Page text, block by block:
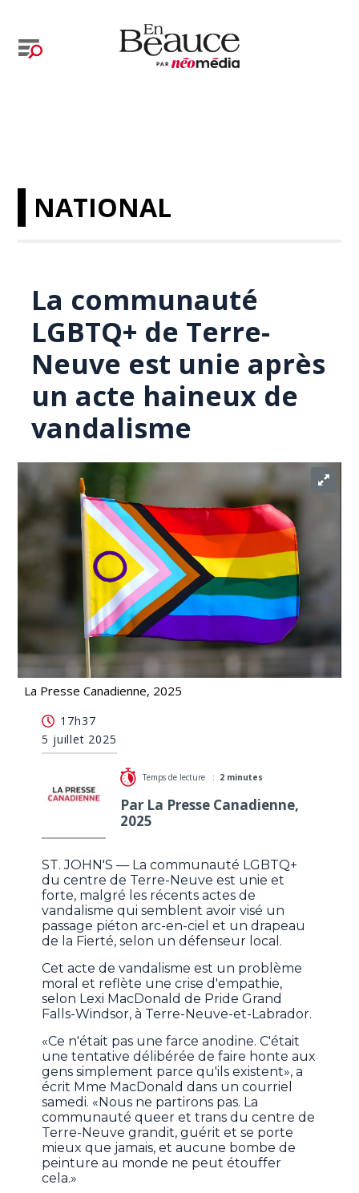
NATIONAL
La communauté
LGBTQ+ de Terre-
Neuve est unie après
un acte haineux de
vandalisme
La Presse Canadienne, 2025
après un acte haineux de vandalisme
17h37
5 juillet 2025
Temps de lecture : 2 minutes
Par La Presse Canadienne,
2025
ST. JOHN'S — La communauté LGBTQ+
du centre de Terre-Neuve est unie et
forte, malgré les récents actes de
vandalisme qui semblent avoir visé un
passage piéton arc-en-ciel et un drapeau
de la Fierté, selon un défenseur local.
Cet acte de vandalisme est un problème
moral et reflète une crise d'empathie,
selon Lexi MacDonald de Pride Grand
Falls-Windsor, à Terre-Neuve-et-Labrador.
«Ce n'était pas une farce anodine. C'était
une tentative délibérée de faire honte aux
gens simplement parce qu'ils existent», a
écrit Mme MacDonald dans un courriel
samedi. «Nous ne partirons pas. La
communauté queer et trans du centre de
Terre-Neuve grandit, guérit et se porte
mieux que jamais, et aucune bombe de
peinture au monde ne peut étouffer
cela.»